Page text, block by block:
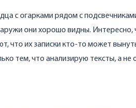
с огарками рядом с
они хорошо видны. Интересно,
что их записки кто-то может
тем, что анализирую тексты, а